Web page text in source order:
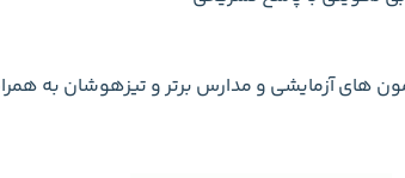
های آزمایشی و مدارس برتر و تیزهوشان به